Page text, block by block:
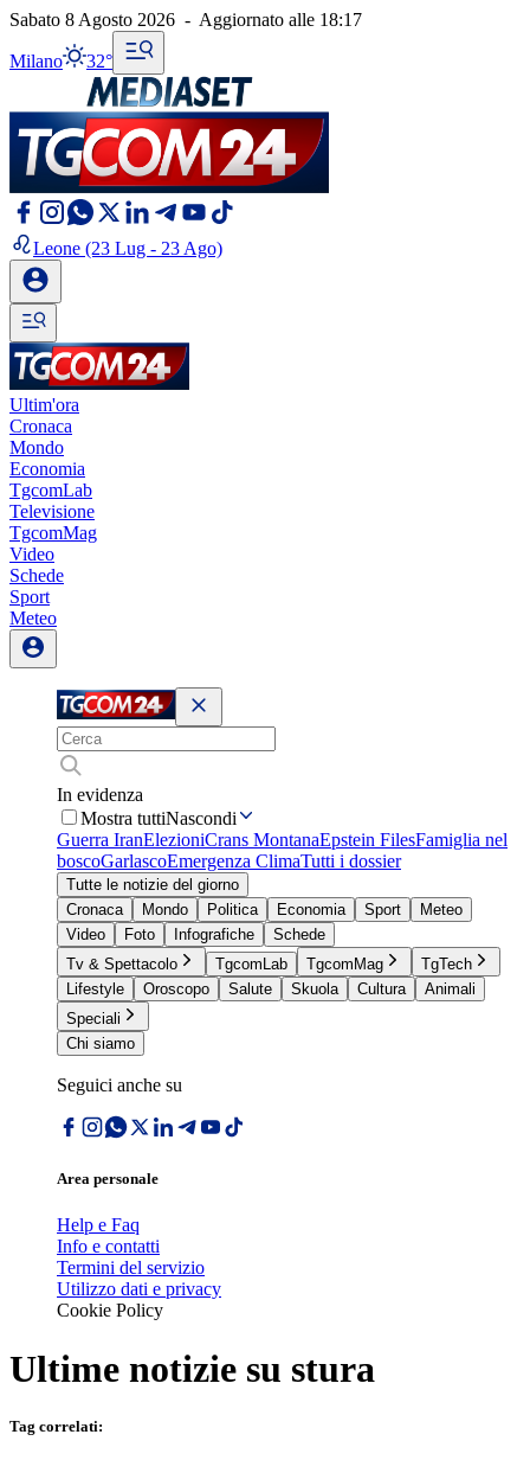
Sabato 8 Agosto 2026 - Aggiornato alle 18:17
Milano 32°
Leone (23 Lug - 23 Ago)
Ultim'ora
Cronaca
Mondo
Economia
TgcomLab
Televisione
TgcomMag
Video
Schede
Sport
Meteo
In evidenza
Mostra tuttiNascondi
Guerra IranElezioniCrans MontanaEpstein FilesFamiglia nel
boscoGarlascoEmergenza ClimaTutti i dossier
Tutte le notizie del giorno
Cronaca
Mondo Politica Economia Sport
Meteo
Video
Foto Infografiche
Schede
Tv & Spettacolo
TgcomLab TgcomMag
TgTech
Lifestyle
Oroscopo Salute Skuola Cultura
Animali
Speciali
Chi siamo
Seguici anche su
Area personale
Help e Faq
Info e contatti
Termini del servizio
Utilizzo dati e privacy
Cookie Policy
Ultime notizie su stura
Tag correlati: